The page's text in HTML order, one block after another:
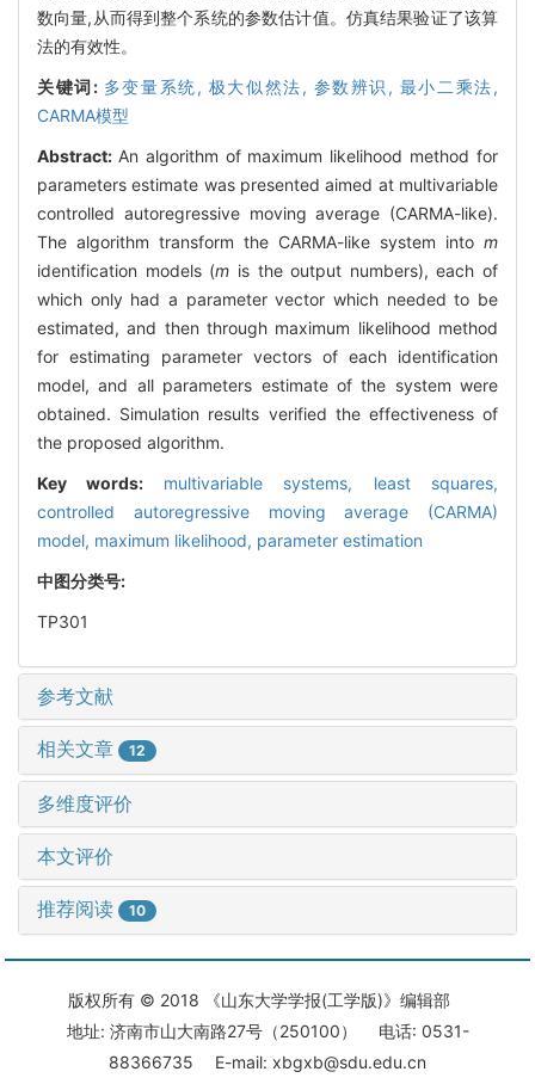
数向量,从而得到整个系统的参数估计值。仿真结果验证了该算
法的有效性。
关键词: 多变量系统, 极大似然法, 参数辨识, 最小二乘法,
CARMA模型
Abstract: An algorithm of maximum likelihood method for
parameters estimate was presented aimed at multivariable
controlled autoregressive moving average (CARMA-like).
The algorithm transform the CARMA-like system into m
identification models (m is the output numbers), each of
which only had a parameter vector which needed to be
estimated, and then through maximum likelihood method
for estimating parameter vectors of each identification
model, and all parameters estimate of the system were
obtained. Simulation results verified the effectiveness of
the proposed algorithm.
Key words: multivariable systems, least squares,
controlled autoregressive moving average (CARMA)
model, maximum likelihood, parameter estimation
中图分类号:
TP301
参考文献
相关文章 12
多维度评价
本文评价
推荐阅读 10
版权所有 © 2018 《山东大学学报(工学版)》编辑部
地址: 济南市山大南路27号（250100） 电话: 0531-
88366735 E-mail: xbgxb@sdu.edu.cn